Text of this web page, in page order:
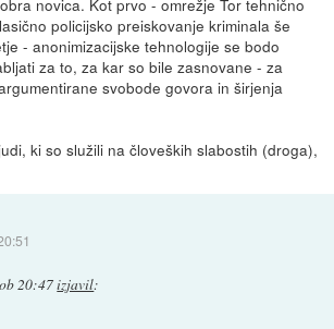
novica. Kot prvo - omrežje Tor tehnično
policijsko preiskovanje kriminala še
- anonimizacijske tehnologije se bodo
za to, za kar so bile zasnovane - za
svobode govora in širjenja
ki so služili na človeških slabostih (droga),
20:47izjavil: